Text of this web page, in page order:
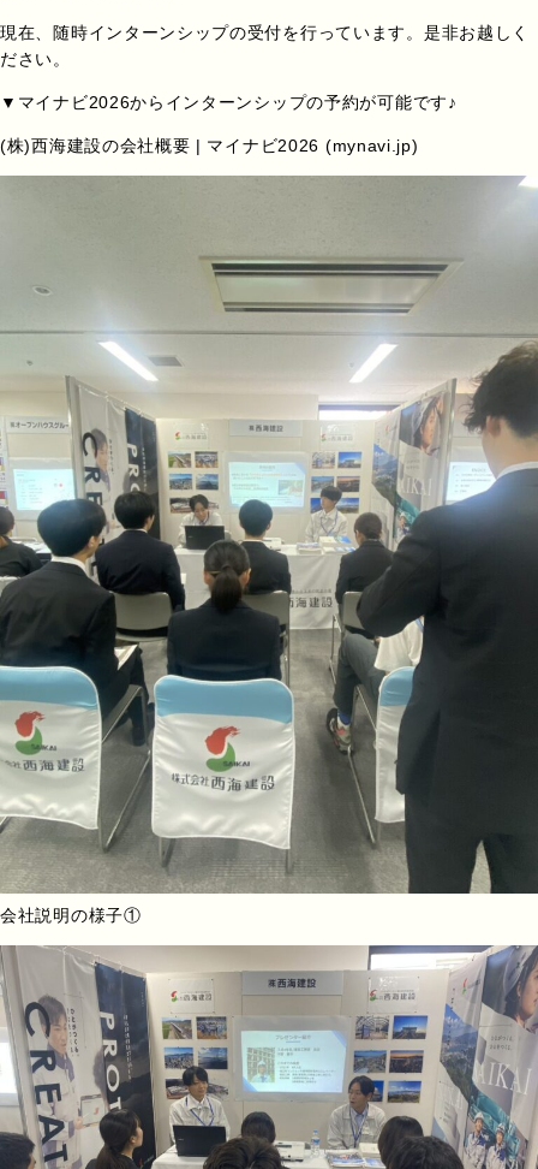
現在、随時インターンシップの受付を行っています。是非お越しく
ださい。
▼マイナビ2026からインターンシップの予約が可能です♪
(株)西海建設の会社概要 | マイナビ2026 (mynavi.jp)
会社説明の様子①